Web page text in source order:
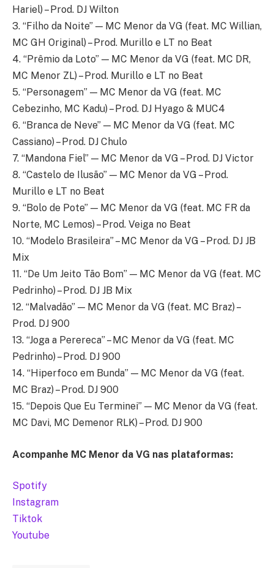
Hariel) – Prod. DJ Wilton
3. “Filho da Noite” — MC Menor da VG (feat. MC Willian,
MC GH Original) – Prod. Murillo e LT no Beat
4. “Prêmio da Loto” — MC Menor da VG (feat. MC DR,
MC Menor ZL) – Prod. Murillo e LT no Beat
5. “Personagem” — MC Menor da VG (feat. MC
Cebezinho, MC Kadu) – Prod. DJ Hyago & MUC4
6. “Branca de Neve” — MC Menor da VG (feat. MC
Cassiano) – Prod. DJ Chulo
7. “Mandona Fiel” — MC Menor da VG – Prod. DJ Victor
8. “Castelo de Ilusão” — MC Menor da VG – Prod.
Murillo e LT no Beat
9. “Bolo de Pote” — MC Menor da VG (feat. MC FR da
Norte, MC Lemos) – Prod. Veiga no Beat
10. “Modelo Brasileira” – MC Menor da VG – Prod. DJ JB
Mix
11. “De Um Jeito Tão Bom” — MC Menor da VG (feat. MC
Pedrinho) – Prod. DJ JB Mix
12. “Malvadão” — MC Menor da VG (feat. MC Braz) –
Prod. DJ 900
13. “Joga a Perereca” – MC Menor da VG (feat. MC
Pedrinho) – Prod. DJ 900
14. “Hiperfoco em Bunda” — MC Menor da VG (feat.
MC Braz) – Prod. DJ 900
15. “Depois Que Eu Terminei” — MC Menor da VG (feat.
MC Davi, MC Demenor RLK) – Prod. DJ 900
Acompanhe MC Menor da VG nas plataformas:
Spotify
Instagram
Tiktok
Youtube